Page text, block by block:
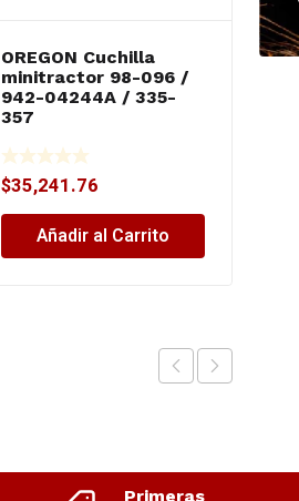
OREGON Cuchilla
minitractor 98-096 /
942-04244A / 335-
357
$35,241.76
Añadir al Carrito
Primeras